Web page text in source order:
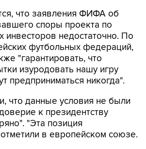
что заявления ФИФА об
споры проекта по
инвесторов недостаточно. По
футбольных федераций,
"гарантировать, что
изуродовать нашу игру
предприниматься никогда".
что данные условия не были
к президентству
"Эта позиция
отметили в европейском союзе.